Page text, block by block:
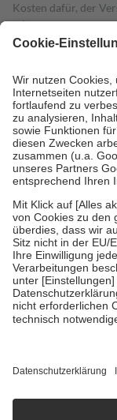
Kosten dafür, der
mit.
Grundsätzlich leisten
höchstens zehn Euro.
Kosten der Leistung
Diese Regeln gelten
Bei Heilmitteln und
Zuzahlung zehn
Verordnung.
Um das Engagement
stärken und die
fallenkeine
• Kindern und
mit Ausnahme der
• Untersuchungen
GKV getragen
• empfohlenen
• Harn- und
getroffen, um
https://